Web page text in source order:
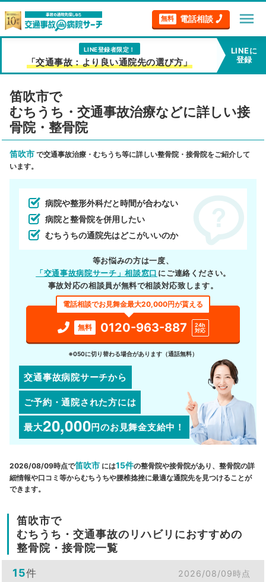
無料 電話相談 menu
LINE登録者限定！
「交通事故：より良い通院先の選び方」
LINEに
登録
笛吹市で
むちうち・交通事故治療などに詳しい接
骨院・整骨院
笛吹市 で交通事故治療・むちうち等に詳しい整骨院・接骨院をご紹介して
います。
病院や整形外科だと時間が合わない
病院と整骨院を併用したい
むちうちの通院先はどこがいいのか
等お悩みの方は一度、
「交通事故病院サーチ」相談窓口 にご連絡ください。
事故対応の相談員が無料で相談対応致します。
電話相談でお見舞金最大20,000円が貰える
無料 0120-963-887
24h
対応
※050に切り替わる場合があります（通話無料）
交通事故病院サーチから
ご予約・通院された方には
最大20,000円のお見舞金支給中！
2026/08/09時点で笛吹市 には15件の整骨院や接骨院があり、整骨院の詳
細情報や口コミ等からむちうちや腰椎捻挫に最適な通院先を見つけることが
できます。
笛吹市で
むちうち・交通事故のリハビリにおすすめの
整骨院・接骨院一覧
15件 2026/08/09時点